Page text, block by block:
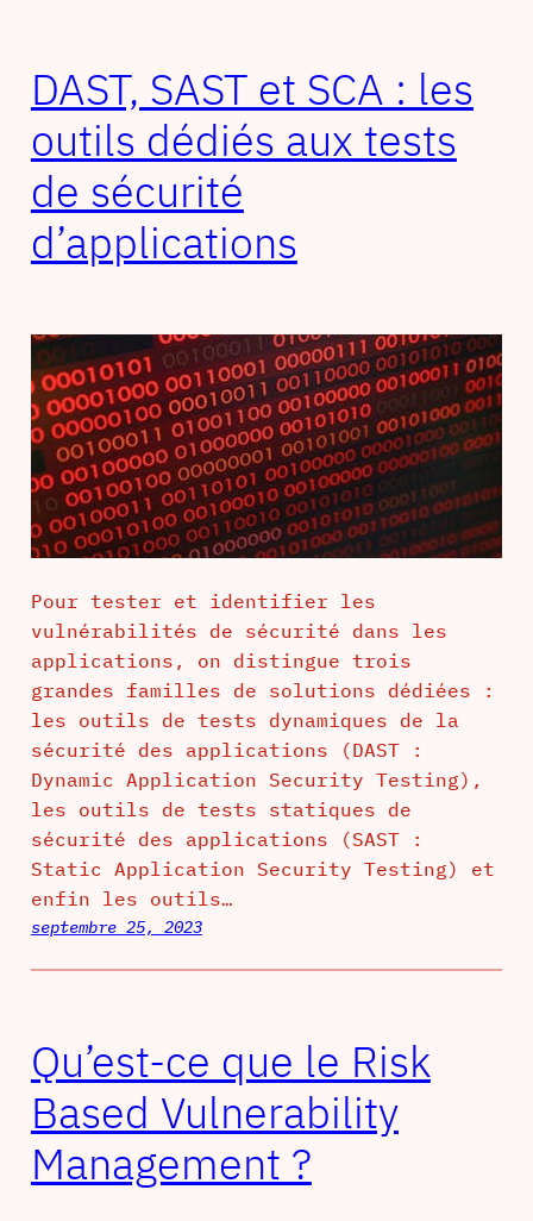
DAST, SAST et SCA : les
outils dédiés aux tests
de sécurité
d’applications
Pour tester et identifier les
vulnérabilités de sécurité dans les
applications, on distingue trois
grandes familles de solutions dédiées :
les outils de tests dynamiques de la
sécurité des applications (DAST :
Dynamic Application Security Testing),
les outils de tests statiques de
sécurité des applications (SAST :
Static Application Security Testing) et
enfin les outils…
septembre 25, 2023
Qu’est-ce que le Risk
Based Vulnerability
Management ?